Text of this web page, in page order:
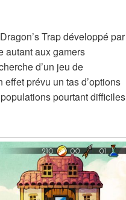
Trap développé par
autant aux gamers
d’un jeu de
prévu un tas d’options
pourtant difficiles